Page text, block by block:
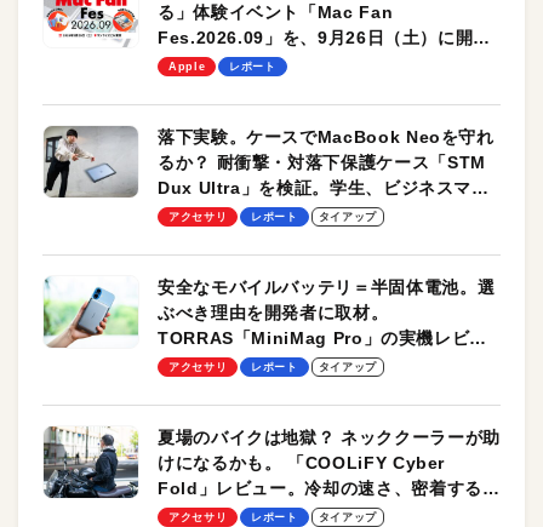
る」体験イベント「Mac Fan
Fes.2026.09」を、9月26日（土）に開催
します！
Apple レポート
落下実験。ケースでMacBook Neoを守れ
るか？ 耐衝撃・対落下保護ケース「STM
Dux Ultra」を検証。学生、ビジネスマン
のモバイルユースに最適！
アクセサリ レポート タイアップ
安全なモバイルバッテリ＝半固体電池。選
ぶべき理由を開発者に取材。
TORRAS「MiniMag Pro」の実機レビュ
ーも
アクセサリ レポート タイアップ
夏場のバイクは地獄？ ネッククーラーが助
けになるかも。 「COOLiFY Cyber
Fold」レビュー。冷却の速さ、密着する冷
却プレート、シンプルな操作性がグッド！
アクセサリ レポート タイアップ